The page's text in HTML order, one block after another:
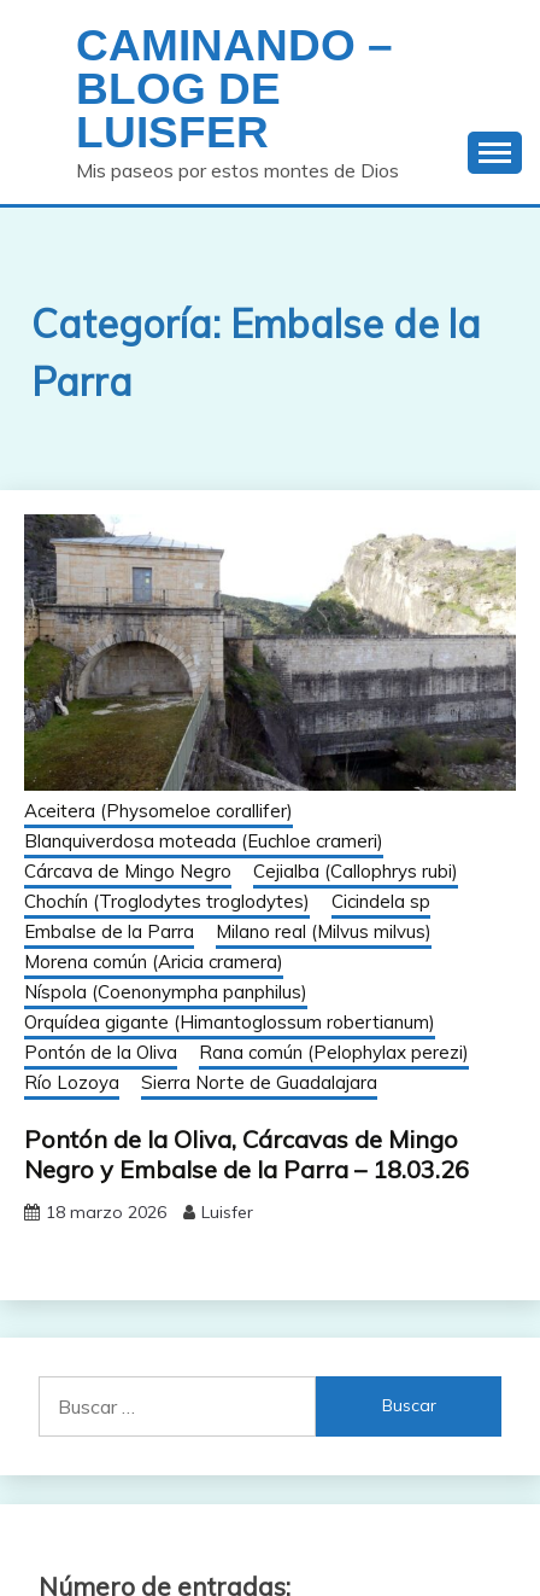
contenido
CAMINANDO –
BLOG DE
LUISFER
Mis paseos por estos montes de Dios
Categoría: Embalse de la
Parra
Aceitera (Physomeloe corallifer)
Blanquiverdosa moteada (Euchloe crameri)
Cárcava de Mingo Negro
Cejialba (Callophrys rubi)
Chochín (Troglodytes troglodytes)
Cicindela sp
Embalse de la Parra
Milano real (Milvus milvus)
Morena común (Aricia cramera)
Níspola (Coenonympha panphilus)
Orquídea gigante (Himantoglossum robertianum)
Pontón de la Oliva
Rana común (Pelophylax perezi)
Río Lozoya
Sierra Norte de Guadalajara
Pontón de la Oliva, Cárcavas de Mingo
Negro y Embalse de la Parra – 18.03.26
18 marzo 2026 Luisfer
Número de entradas: